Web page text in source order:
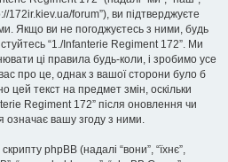
172ir.kiev.ua/forum”), ви підтверджуєте
Якщо ви не погоджуєтесь з ними, будь
“1./Infanterie Regiment 172”. Ми
ці правила будь-коли, і зробимо усе
про це, однак з вашої сторони було б
цей текст на предмет змін, оскільки
Regiment 172” після оновлення чи
означає вашу згоду з ними.
phpBB (надалі “вони”, “їхнє”,